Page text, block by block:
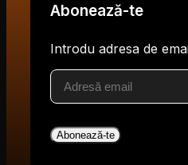
Abonează-te
Introdu adresa de
Adresă
email
Abonează-te